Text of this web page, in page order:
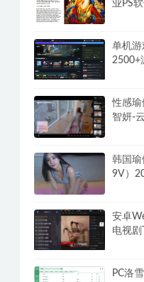
业PS
单机
2500+
性感瑜
智妍-
韩国瑜
9V）
安卓
电视
PC洛